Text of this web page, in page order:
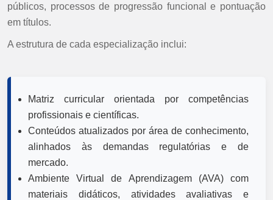
públicos, processos de progressão funcional e pontuação
em títulos.
A estrutura de cada especialização inclui:
Matriz curricular orientada por competências
profissionais e científicas.
Conteúdos atualizados por área de conhecimento,
alinhados às demandas regulatórias e de
mercado.
Ambiente Virtual de Aprendizagem (AVA) com
materiais didáticos, atividades avaliativas e